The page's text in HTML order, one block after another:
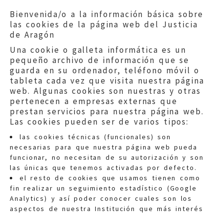
Bienvenida/o a la información básica sobre
las cookies de la página web del Justicia
de Aragón
Una cookie o galleta informática es un
pequeño archivo de información que se
guarda en su ordenador, teléfono móvil o
tableta cada vez que visita nuestra página
web. Algunas cookies son nuestras y otras
pertenecen a empresas externas que
prestan servicios para nuestra página web.
Las cookies pueden ser de varios tipos:
las cookies técnicas (funcionales) son
necesarias para que nuestra página web pueda
funcionar, no necesitan de su autorización y son
las únicas que tenemos activadas por defecto.
el resto de cookies que usamos tienen como
fin realizar un seguimiento estadístico (Google
Analytics) y así poder conocer cuales son los
aspectos de nuestra Institución que más interés
tecnologías.
Quejas:quejas@eljusticiadearagon.es
Información general:
informacion@eljusticiadearagon.es